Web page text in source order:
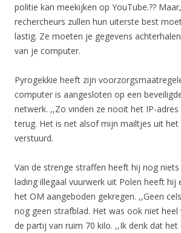
politie kan meekijken op YouTube.??
rechercheurs zullen hun uiterste best
lastig. Ze moeten je gegevens
van je computer.
Pyrogekkie heeft zijn
computer is aangesloten op een
netwerk. ,,Zo vinden ze nooit het IP-
terug. Het is net alsof mijn mailtjes uit het
verstuurd.
Van de strenge straffen heeft hij nog
lading illegaal vuurwerk uit Polen heeft hij
het OM aangeboden gekregen. ,,Geen
nog geen strafblad. Het was ook niet heel
de partij van ruim 70 kilo. ,,Ik denk dat